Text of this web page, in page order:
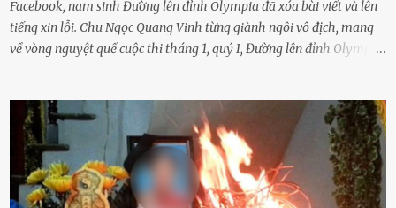
Facebook, nam sinh Đường lên đỉnh Olympia đã xóa bài viết và lên
tiếng xin lỗi. Chu Ngọc Quang Vinh từng giành ngôi vô địch, mang
về vòng nguyệt quế cuộc thi tháng 1, quý I, Đường lên đỉnh Olympia.
chưa phù hợp, gây xôn xao, bức xúc trong dư luận. Ngay sau đó,
Trường THPT Chuyên Nguyễn Tất Thành báo cáo xác nhận tài
khoản Chu Vinh là của học sinh Chu Ngọc Quang Vinh, lớp 12 Anh
của nhà trường. Nam sinh này từng giành ngôi vô địch, mang về
vòng nguyệt quế cuộc thi tháng 1, quý I, Đường lên đỉnh Olympia